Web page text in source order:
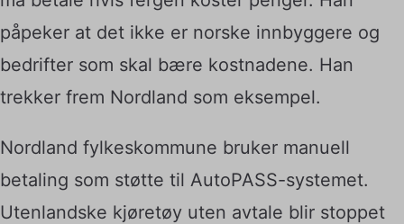
påpeker at det ikke er norske innbyggere og
bedrifter som skal bære kostnadene. Han
trekker frem Nordland som eksempel.
Nordland fylkeskommune bruker manuell
betaling som støtte til AutoPASS-systemet.
Utenlandske kjøretøy uten avtale blir stoppet